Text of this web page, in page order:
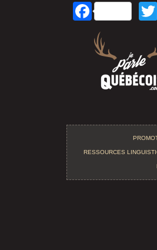
Aller au contenu principal
RESSOURCES